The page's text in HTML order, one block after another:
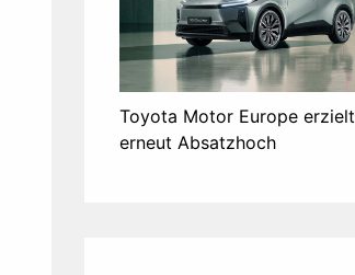
Toyota Motor Europe erzielt
erneut Absatzhoch